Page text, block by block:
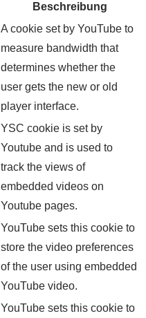
Beschreibung
A cookie set by YouTube to
measure bandwidth that
determines whether the
user gets the new or old
player interface.
YSC cookie is set by
Youtube and is used to
track the views of
embedded videos on
Youtube pages.
YouTube sets this cookie to
store the video preferences
of the user using embedded
YouTube video.
YouTube sets this cookie to